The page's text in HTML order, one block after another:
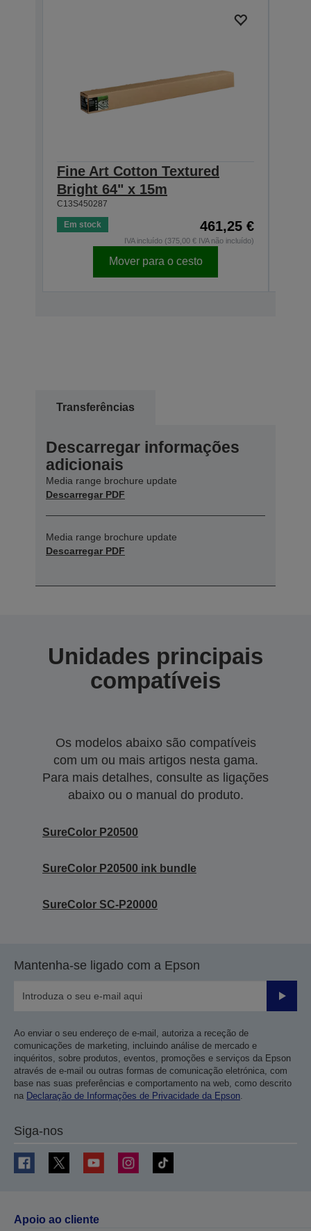
Fine Art Cotton Textured
Bright 64" x 15m
C13S450287
Em stock 461,25 €
IVA incluído (375,00 € IVA não incluído)
Mover para o cesto
Transferências
Descarregar informações
adicionais
Media range brochure update
Descarregar PDF
Media range brochure update
Descarregar PDF
Unidades principais
compatíveis
Os modelos abaixo são compatíveis
com um ou mais artigos nesta gama.
Para mais detalhes, consulte as ligações
abaixo ou o manual do produto.
SureColor P20500
SureColor P20500 ink bundle
SureColor SC-P20000
Mantenha-se ligado com a Epson
Enviar
Ao enviar o seu endereço de e-mail, autoriza a receção de
comunicações de marketing, incluindo análise de mercado e
inquéritos, sobre produtos, eventos, promoções e serviços da Epson
através de e-mail ou outras formas de comunicação eletrónica, com
base nas suas preferências e comportamento na web, como descrito
na Declaração de Informações de Privacidade da Epson.
Siga-nos
Apoio ao cliente